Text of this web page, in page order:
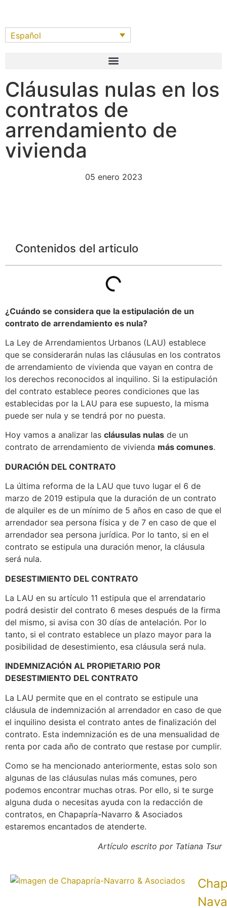
Español
Cláusulas nulas en los
contratos de
arrendamiento de
vivienda
05 enero 2023
Contenidos del articulo
¿Cuándo se considera que la estipulación de un
contrato de arrendamiento es nula?
La Ley de Arrendamientos Urbanos (LAU) establece
que se considerarán nulas las cláusulas en los contratos
de arrendamiento de vivienda que vayan en contra de
los derechos reconocidos al inquilino. Si la estipulación
del contrato establece peores condiciones que las
establecidas por la LAU para ese supuesto, la misma
puede ser nula y se tendrá por no puesta.
Hoy vamos a analizar las cláusulas nulas de un
contrato de arrendamiento de vivienda más comunes.
DURACIÓN DEL CONTRATO
La última reforma de la LAU que tuvo lugar el 6 de
marzo de 2019 estipula que la duración de un contrato
de alquiler es de un mínimo de 5 años en caso de que el
arrendador sea persona física y de 7 en caso de que el
arrendador sea persona jurídica. Por lo tanto, si en el
contrato se estipula una duración menor, la cláusula
será nula.
DESESTIMIENTO DEL CONTRATO
La LAU en su artículo 11 estipula que el arrendatario
podrá desistir del contrato 6 meses después de la firma
del mismo, si avisa con 30 días de antelación. Por lo
tanto, si el contrato establece un plazo mayor para la
posibilidad de desestimiento, esa cláusula será nula.
INDEMNIZACIÓN AL PROPIETARIO POR
DESESTIMIENTO DEL CONTRATO
La LAU permite que en el contrato se estipule una
cláusula de indemnización al arrendador en caso de que
el inquilino desista el contrato antes de finalización del
contrato. Esta indemnización es de una mensualidad de
renta por cada año de contrato que restase por cumplir.
Como se ha mencionado anteriormente, estas solo son
algunas de las cláusulas nulas más comunes, pero
podemos encontrar muchas otras. Por ello, si te surge
alguna duda o necesitas ayuda con la redacción de
contratos, en Chapapría-Navarro & Asociados
estaremos encantados de atenderte.
Artículo escrito por Tatiana Tsur